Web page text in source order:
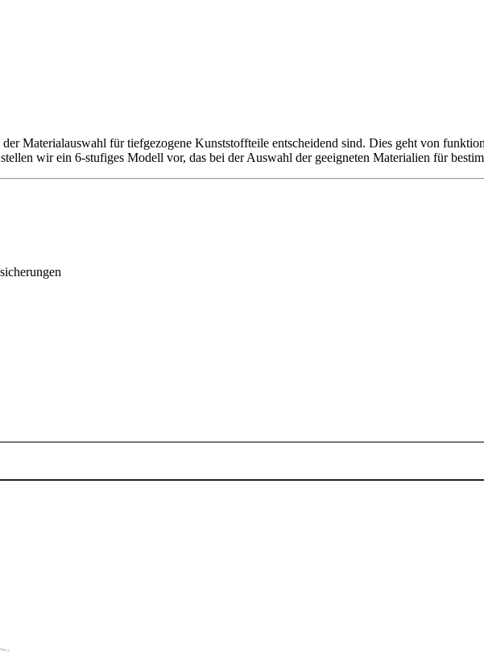
Materialauswahl für tiefgezogene Kunststoffteile entscheidend sind. Dies geht von
wir ein 6-stufiges Modell vor, das bei der Auswahl der geeigneten Materialien für